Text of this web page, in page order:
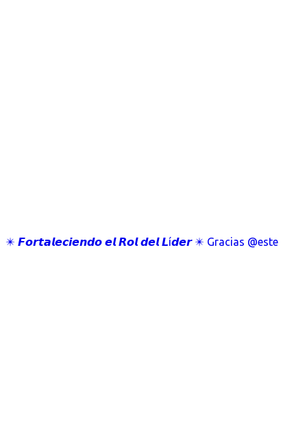
✴️ 𝙁𝙤𝙧𝙩𝙖𝙡𝙚𝙘𝙞𝙚𝙣𝙙𝙤 𝙚𝙡 𝙍𝙤𝙡 𝙙𝙚𝙡 𝙇í𝙙𝙚𝙧 ✴️ Gracias @este